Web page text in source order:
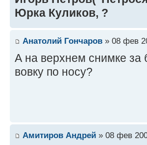
Юрка Куликов, ?
Анатолий Гончаров » 08 фев
А на верхнем снимке
вовку по носу?
Амитиров Андрей » 08 фев